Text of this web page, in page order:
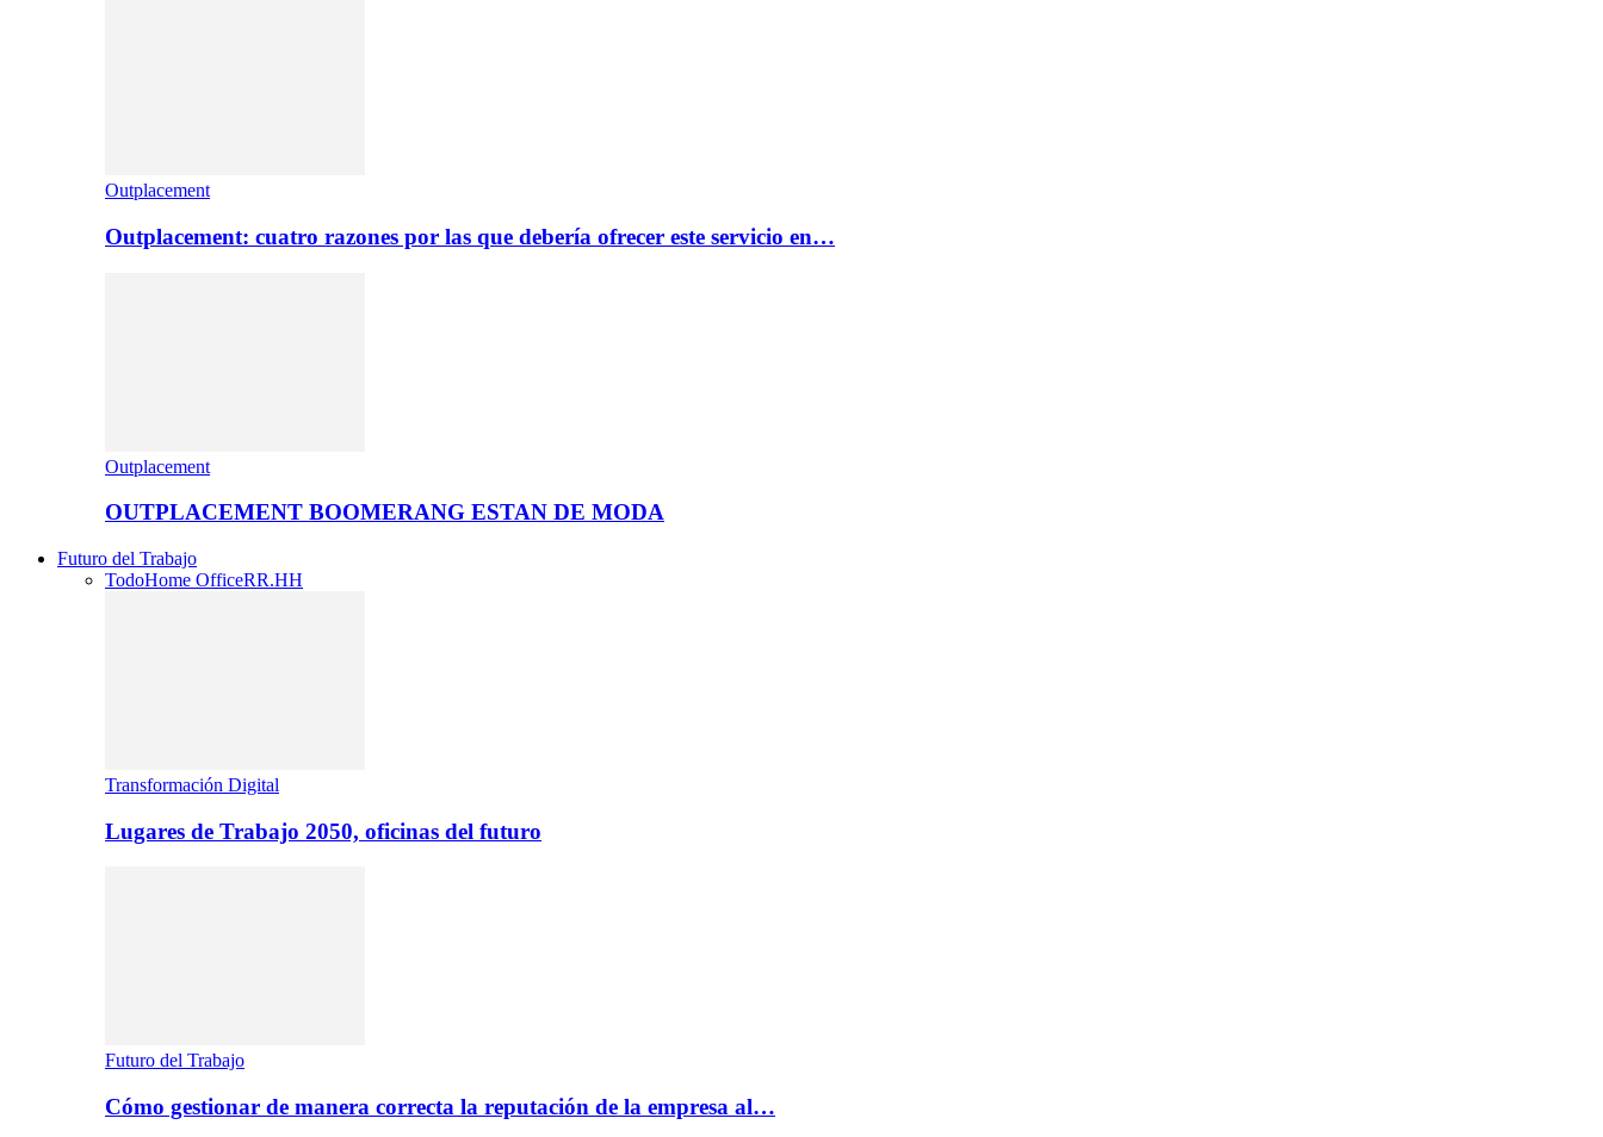
Outplacement
Outplacement: cuatro razones por las que debería ofrecer este servicio en…
Outplacement
OUTPLACEMENT BOOMERANG ESTAN DE MODA
Futuro del Trabajo
TodoHome OfficeRR.HH
Transformación Digital
Lugares de Trabajo 2050, oficinas del futuro
Futuro del Trabajo
Cómo gestionar de manera correcta la reputación de la empresa al…